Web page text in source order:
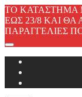
ΤΟ ΚΑΤΑΣΤΗΜΑ
ΕΩΣ 23/8 ΚΑΙ ΘΑ
ΠΑΡΑΓΓΕΛΙΕΣ